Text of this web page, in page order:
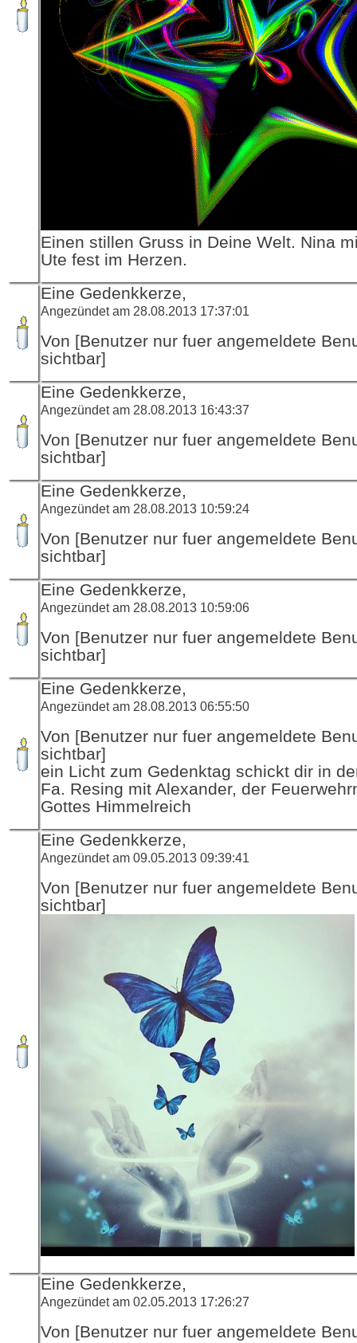
Einen stillen Gruss in Deine Welt. Nina
Ute fest im Herzen.
Eine Gedenkkerze,
Angezündet am 28.08.2013 17:37:01
Von [Benutzer nur fuer angemeldete
sichtbar]
Eine Gedenkkerze,
Angezündet am 28.08.2013 16:43:37
Von [Benutzer nur fuer angemeldete
sichtbar]
Eine Gedenkkerze,
Angezündet am 28.08.2013 10:59:24
Von [Benutzer nur fuer angemeldete
sichtbar]
Eine Gedenkkerze,
Angezündet am 28.08.2013 10:59:06
Von [Benutzer nur fuer angemeldete
sichtbar]
Eine Gedenkkerze,
Angezündet am 28.08.2013 06:55:50
Von [Benutzer nur fuer angemeldete
sichtbar]
ein Licht zum Gedenktag schickt dir in
Fa. Resing mit Alexander, der
Gottes Himmelreich
Eine Gedenkkerze,
Angezündet am 09.05.2013 09:39:41
Von [Benutzer nur fuer angemeldete
sichtbar]
Eine Gedenkkerze,
Angezündet am 02.05.2013 17:26:27
Von [Benutzer nur fuer angemeldete